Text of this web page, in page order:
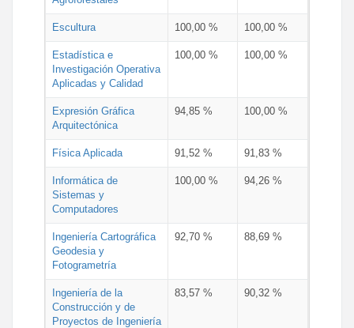
Escultura 100,00 % 100,00 %
Estadística e
Investigación Operativa
Aplicadas y Calidad
100,00 % 100,00 %
Expresión Gráfica
Arquitectónica
94,85 % 100,00 %
Física Aplicada 91,52 % 91,83 %
Informática de
Sistemas y
Computadores
100,00 % 94,26 %
Ingeniería Cartográfica
Geodesia y
Fotogrametría
92,70 % 88,69 %
Ingeniería de la
Construcción y de
Proyectos de Ingeniería
83,57 % 90,32 %